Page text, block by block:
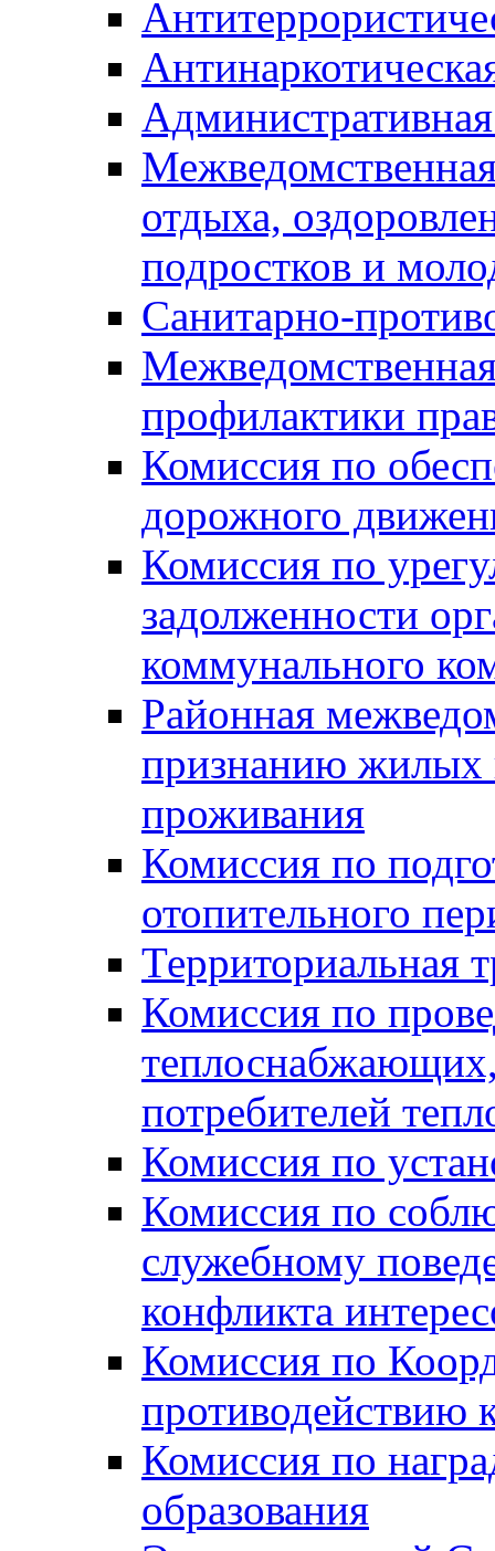
отдыха,
подростков и
Санитарно-
профилактики
Комиссия по
дорожного
Комиссия по
задолженности
коммунального
Районная
признанию жилых
проживания
Комиссия по
отопительного
Территориальная
Комиссия по
потребителей
Комиссия по
Комиссия по
служебному
конфликта
Комиссия по
противодействию
Комиссия по
образования